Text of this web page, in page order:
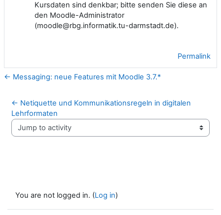
Kursdaten sind denkbar; bitte senden Sie diese an
den Moodle-Administrator
(moodle@rbg.informatik.tu-darmstadt.de).
Permalink
← Messaging: neue Features mit Moodle 3.7.*
← Netiquette und Kommunikationsregeln in digitalen
Lehrformaten
Jump to activity
You are not logged in. (Log in)